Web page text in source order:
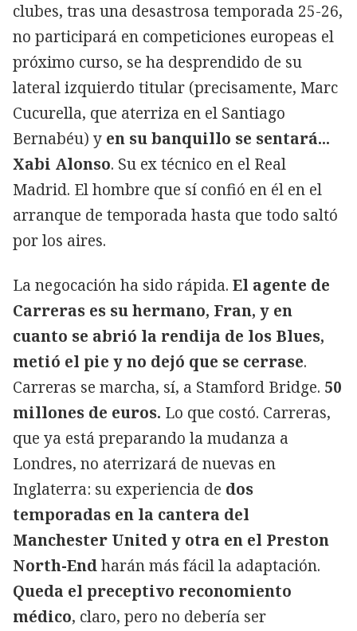
clubes, tras una desastrosa temporada 25-26,
no participará en competiciones europeas el
próximo curso, se ha desprendido de su
lateral izquierdo titular (precisamente, Marc
Cucurella, que aterriza en el Santiago
Bernabéu) y en su banquillo se sentará...
Xabi Alonso. Su ex técnico en el Real
Madrid. El hombre que sí confió en él en el
arranque de temporada hasta que todo saltó
por los aires.
La negocación ha sido rápida. El agente de
Carreras es su hermano, Fran, y en
cuanto se abrió la rendija de los Blues,
metió el pie y no dejó que se cerrase.
Carreras se marcha, sí, a Stamford Bridge. 50
millones de euros. Lo que costó. Carreras,
que ya está preparando la mudanza a
Londres, no aterrizará de nuevas en
Inglaterra: su experiencia de dos
temporadas en la cantera del
Manchester United y otra en el Preston
North-Endharán más fácil la adaptación.
Queda el preceptivo reconomiento
médico, claro, pero no debería ser